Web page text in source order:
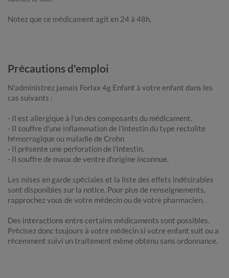
Notez que ce médicament agit en 24 à 48h.
Précautions d'emploi
N'administrez jamais Forlax 4g Enfant à votre enfant dans les
cas suivants :
- Il est allergique à l'un des composants du médicament.
- Il souffre d'une inflammation de l'intestin du type rectolite
hémorragique ou maladie de Crohn
- Il présente une perforation de l'intestin.
- Il souffre de maux de ventre d'origine inconnue.
Les mises en garde spéciales et la liste des effets indésirables
sont disponibles sur la notice. Pour plus de renseignements,
rapprochez vous de votre médecin ou de votre pharmacien.
Des interactions entre certains médicaments sont possibles.
Précisez donc toujours à votre médecin si votre enfant suit ou a
récemment suivi un traitement même obtenu sans ordonnance.